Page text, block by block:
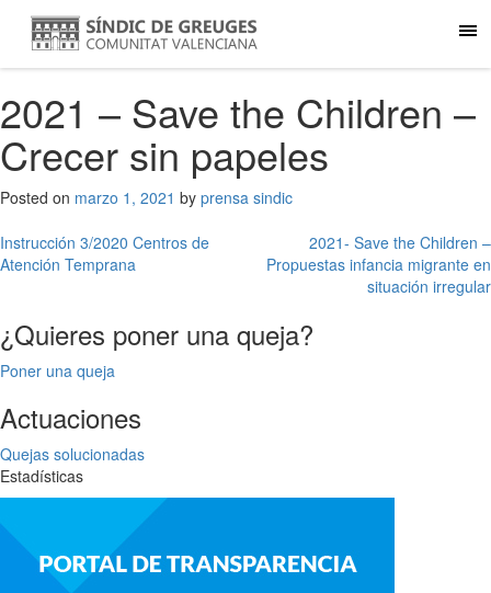
2021 – Save the Children –
Crecer sin papeles
Posted on marzo 1, 2021 by prensa sindic
Navegación
de
entradas
Instrucción 3/2020 Centros de
Atención Temprana
2021- Save the Children –
Propuestas infancia migrante en
situación irregular
¿Quieres poner una queja?
Poner una queja
Actuaciones
Quejas solucionadas
Estadísticas